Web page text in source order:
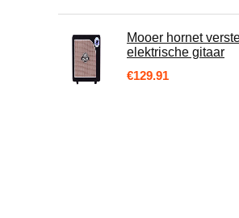
Mooer hornet
elektrische gitaar
€129.91